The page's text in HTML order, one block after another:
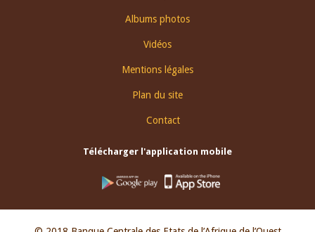
Albums photos
Vidéos
Mentions légales
Plan du site
Contact
Télécharger l'application mobile